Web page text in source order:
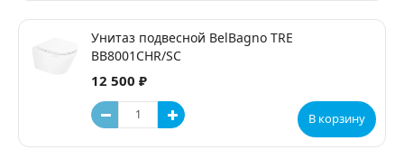
Унитаз подвесной BelBagno TRE
BB8001CHR/SC
12 500 ₽
В корзину